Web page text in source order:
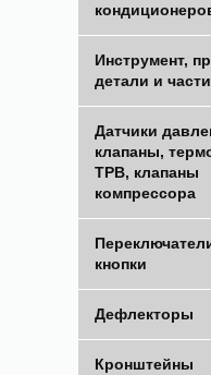
Инструмент,
детали и части
Датчики
клапаны,
ТРВ, клапаны
компрессора
кнопки
Дефлекторы
Кронштейны